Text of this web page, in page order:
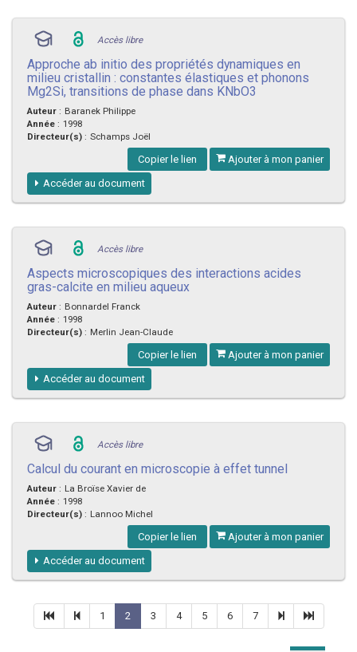
Accès libre
Approche ab initio des propriétés dynamiques en
milieu cristallin : constantes élastiques et phonons
Mg2Si, transitions de phase dans KNbO3
Auteur : Baranek Philippe
Année : 1998
Directeur(s) : Schamps Joël
Copier le lien Ajouter à mon panier
Accéder au document
Accès libre
Aspects microscopiques des interactions acides
gras-calcite en milieu aqueux
Auteur : Bonnardel Franck
Année : 1998
Directeur(s) : Merlin Jean-Claude
Copier le lien Ajouter à mon panier
Accéder au document
Accès libre
Calcul du courant en microscopie à effet tunnel
Auteur : La Broïse Xavier de
Année : 1998
Directeur(s) : Lannoo Michel
Copier le lien Ajouter à mon panier
Accéder au document
1 2 3 4 5 6 7